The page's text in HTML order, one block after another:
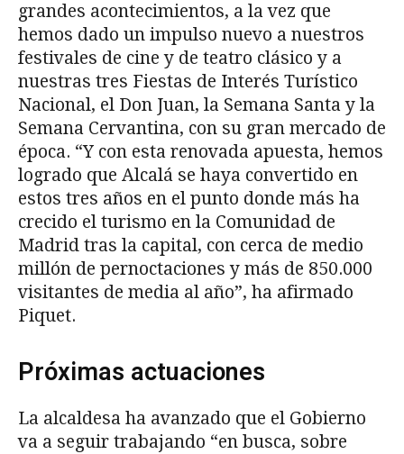
grandes acontecimientos, a la vez que
hemos dado un impulso nuevo a nuestros
festivales de cine y de teatro clásico y a
nuestras tres Fiestas de Interés Turístico
Nacional, el Don Juan, la Semana Santa y la
Semana Cervantina, con su gran mercado de
época. “Y con esta renovada apuesta, hemos
logrado que Alcalá se haya convertido en
estos tres años en el punto donde más ha
crecido el turismo en la Comunidad de
Madrid tras la capital, con cerca de medio
millón de pernoctaciones y más de 850.000
visitantes de media al año”, ha afirmado
Piquet.
Próximas actuaciones
La alcaldesa ha avanzado que el Gobierno
va a seguir trabajando “en busca, sobre